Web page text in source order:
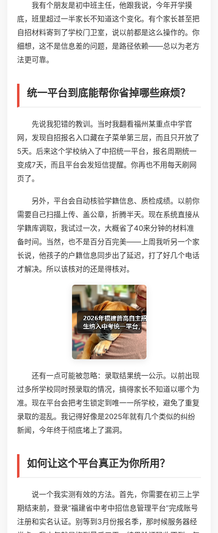
我有个朋友是初中班主任，他跟我说，今年开学摸
底，班里超过一半家长不知道这个变化。有个家长甚至把
自招材料寄到了学校门卫室，说以前都是这么操作的。你
细想，这不是信息差的问题，是路径依赖——总以为老方
法更可靠。
统一平台到底能帮你省掉哪些麻烦？
先说我犯错的教训。当时我翻看福州某重点中学官
网，发现自招报名入口藏在子菜单第三层，而且只开放了
5天。后来这个学校纳入了中招统一平台，报名周期统一
变成7天，而且平台会发短信提醒。你再也不用每天刷网
页了。
另外，平台会自动核验学籍信息、质检成绩。以前你
需要自己扫描上传、盖公章，折腾半天。现在系统直接从
学籍库调取，我试过一次，大概省了40来分钟的材料准
备时间。当然，也不是百分百完美——上周我听另一个家
长说，他孩子的户籍信息同步出了延迟，打了好几个电话
才解决。所以该核对的还是得核对。
还有一点可能被忽略：录取结果统一公示。以前出现
过多所学校同时预录取的情况，搞得家长不知道以哪个为
准。现在平台会把考生锁定到唯一一所学校，避免了重复
录取的混乱。我记得好像是2025年就有几个类似的纠纷
新闻，今年终于彻底堵上了漏洞。
如何让这个平台真正为你所用？
说一个我实测有效的方法。首先，你需要在初三上学
期结束前，登录“福建省中考中招信息管理平台”完成账号
注册和实名认证。别等到3月份报名季，那时候服务器经